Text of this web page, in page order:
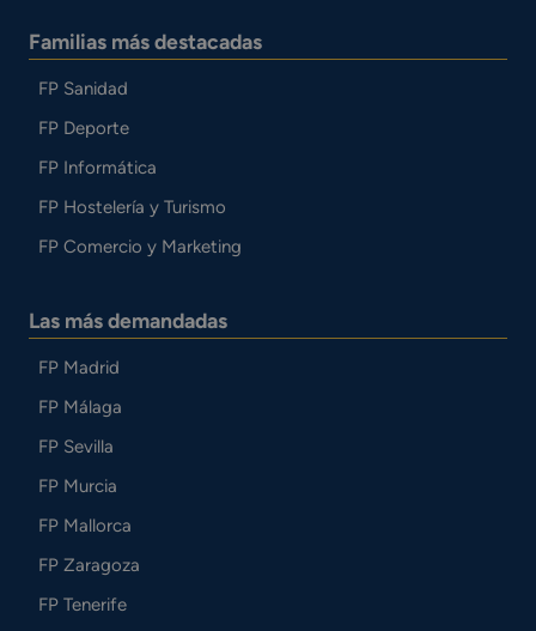
Familias más destacadas
FP Sanidad
FP Deporte
FP Informática
FP Hostelería y Turismo
FP Comercio y Marketing
Las más demandadas
FP Madrid
FP Málaga
FP Sevilla
FP Murcia
FP Mallorca
FP Zaragoza
FP Tenerife